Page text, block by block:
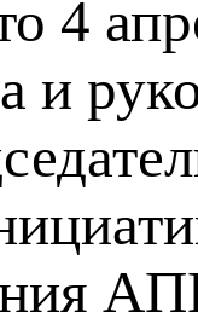
4
и